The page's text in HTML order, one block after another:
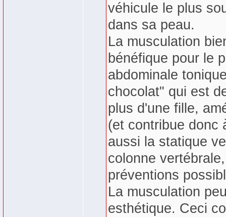
véhicule le plus
dans sa peau.
La musculation
bénéfique pour le
abdominale
chocolat" qui est
plus d'une fille,
(et contribue donc
aussi la statique
colonne
préventions
La musculation
esthétique. Ceci